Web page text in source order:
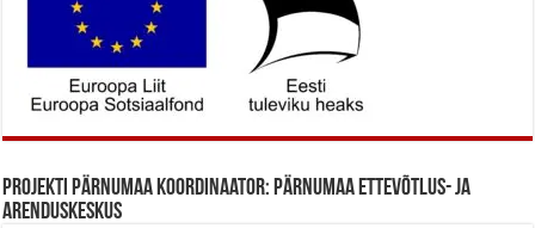
Projekti Pärnumaa koordinaator: Pärnumaa Ettevõtlus- ja
Arenduskeskus